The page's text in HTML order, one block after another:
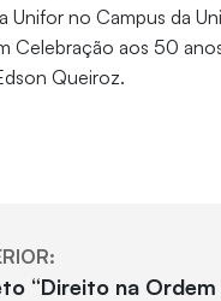
Unifor no Campus da
Celebração aos 50
Queiroz.
“Direito na Ordem